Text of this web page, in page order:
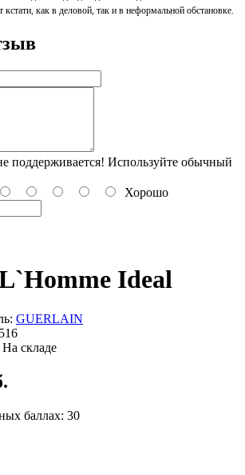
кстати, как в деловой, так и в неформальной обстановке.
поддерживается! Используйте обычный
Хорошо
Ideal
GUERLAIN
складе
баллах: 30